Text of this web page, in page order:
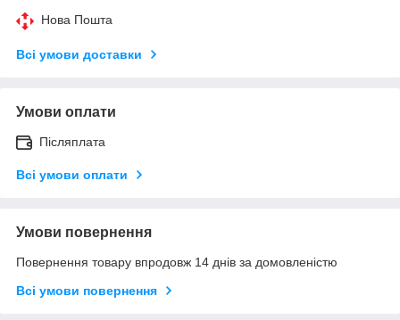
Нова Пошта
Всі умови доставки
Умови оплати
Післяплата
Всі умови оплати
Умови повернення
Повернення товару впродовж 14 днів за домовленістю
Всі умови повернення